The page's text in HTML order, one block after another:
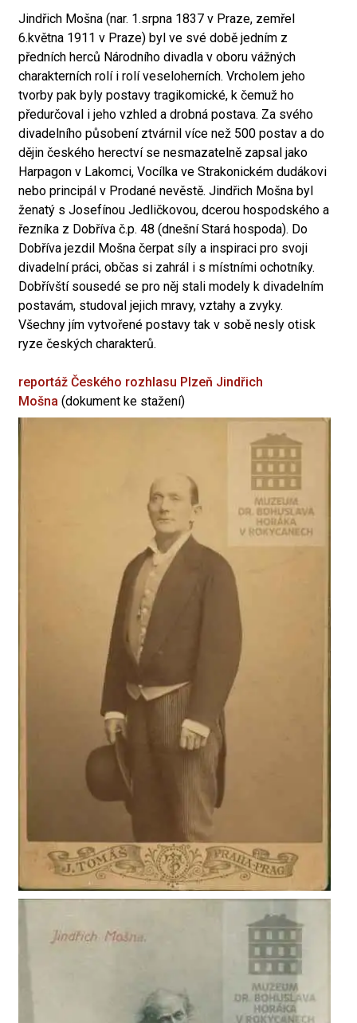
Jindřich Mošna (nar. 1.srpna 1837 v Praze, zemřel
6.května 1911 v Praze) byl ve své době jedním z
předních herců Národního divadla v oboru vážných
charakterních rolí i rolí veseloherních. Vrcholem jeho
tvorby pak byly postavy tragikomické, k čemuž ho
předurčoval i jeho vzhled a drobná postava. Za svého
divadelního působení ztvárnil více než 500 postav a do
dějin českého herectví se nesmazatelně zapsal jako
Harpagon v Lakomci, Vocílka ve Strakonickém dudákovi
nebo principál v Prodané nevěstě. Jindřich Mošna byl
ženatý s Josefínou Jedličkovou, dcerou hospodského a
řezníka z Dobříva č.p. 48 (dnešní Stará hospoda). Do
Dobříva jezdil Mošna čerpat síly a inspiraci pro svoji
divadelní práci, občas si zahrál i s místními ochotníky.
Dobřívští sousedé se pro něj stali modely k divadelním
postavám, studoval jejich mravy, vztahy a zvyky.
Všechny jím vytvořené postavy tak v sobě nesly otisk
ryze českých charakterů.
reportáž Českého rozhlasu Plzeň Jindřich
Mošna (dokument ke stažení)